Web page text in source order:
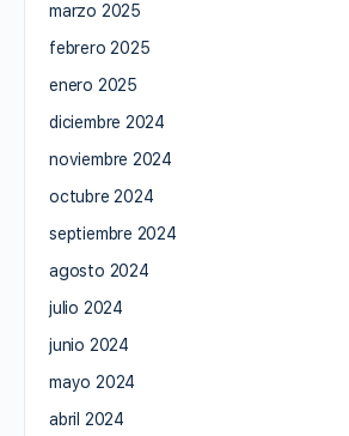
marzo 2025
febrero 2025
enero 2025
diciembre 2024
noviembre 2024
octubre 2024
septiembre 2024
agosto 2024
julio 2024
junio 2024
mayo 2024
abril 2024